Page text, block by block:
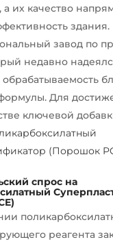
а их качество
завод по
недавно
Для
ключевой
(Порошок
спрос на
реагента